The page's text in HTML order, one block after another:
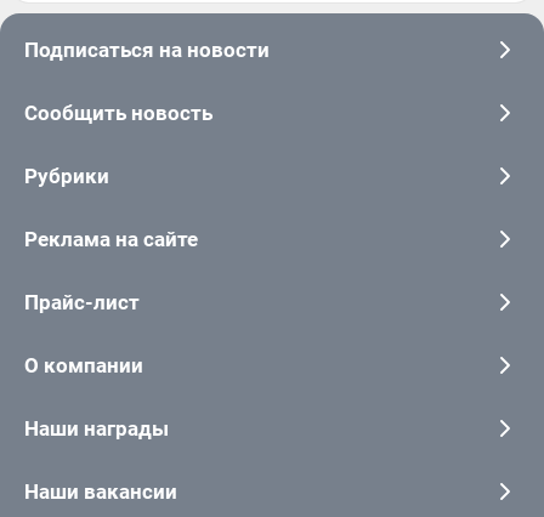
Подписаться на новости
Сообщить новость
Рубрики
Реклама на сайте
Прайс-лист
О компании
Наши награды
Наши вакансии